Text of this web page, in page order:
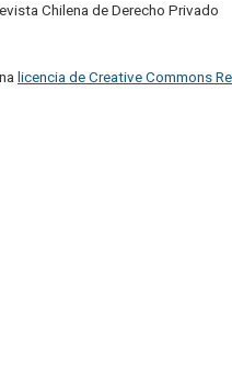
Chilena de Derecho Privado
licencia de Creative Commons